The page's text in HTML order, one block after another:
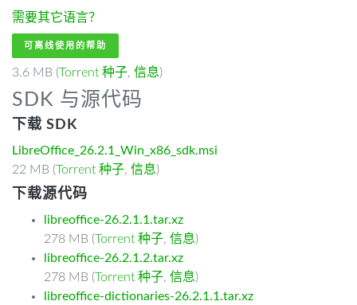
需要其它语言？
可离线使用的帮助
3.6 MB (Torrent 种子, 信息)
SDK 与源代码
下载 SDK
LibreOffice_26.2.1_Win_x86_sdk.msi
22 MB (Torrent 种子, 信息)
下载源代码
libreoffice-26.2.1.1.tar.xz
278 MB (Torrent 种子, 信息)
libreoffice-26.2.1.2.tar.xz
278 MB (Torrent 种子, 信息)
libreoffice-dictionaries-26.2.1.1.tar.xz